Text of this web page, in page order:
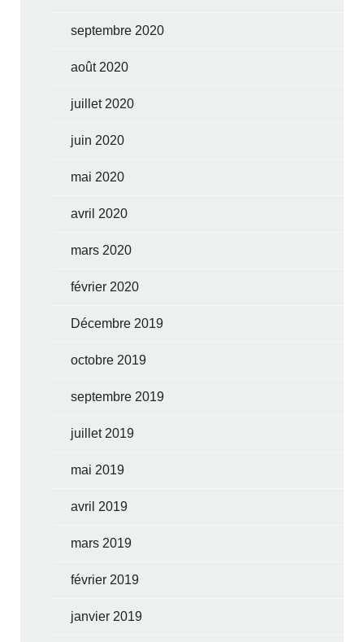
septembre 2020
août 2020
juillet 2020
juin 2020
mai 2020
avril 2020
mars 2020
février 2020
Décembre 2019
octobre 2019
septembre 2019
juillet 2019
mai 2019
avril 2019
mars 2019
février 2019
janvier 2019